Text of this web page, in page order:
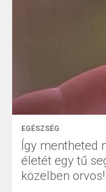
EGÉSZSÉG
Így mentheted
életét egy tű
közelben orvos!